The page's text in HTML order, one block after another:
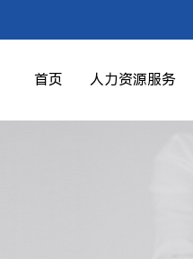
首页 人力资源服务